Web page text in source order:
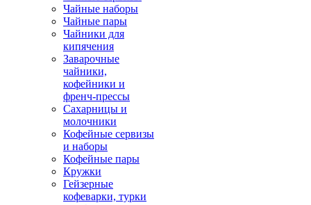
Чайные наборы
Чайные пары
Чайники для
кипячения
Заварочные
чайники,
кофейники и
френч-прессы
Сахарницы и
молочники
Кофейные сервизы
и наборы
Кофейные пары
Кружки
Гейзерные
кофеварки, турки